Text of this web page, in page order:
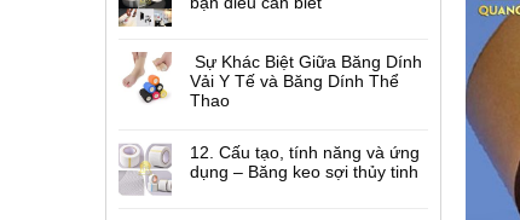
Sự Khác Biệt Giữa Băng Dính
Vải Y Tế và Băng Dính Thể
Thao
12. Cấu tạo, tính năng và ứng
dụng – Băng keo sợi thủy tinh